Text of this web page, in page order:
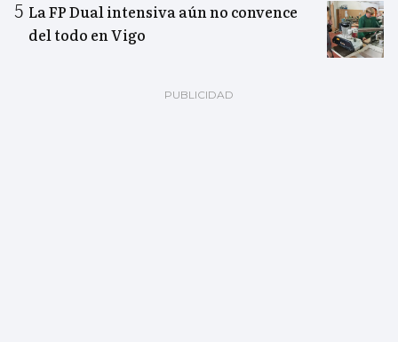
La FP Dual intensiva aún no convence
del todo en Vigo